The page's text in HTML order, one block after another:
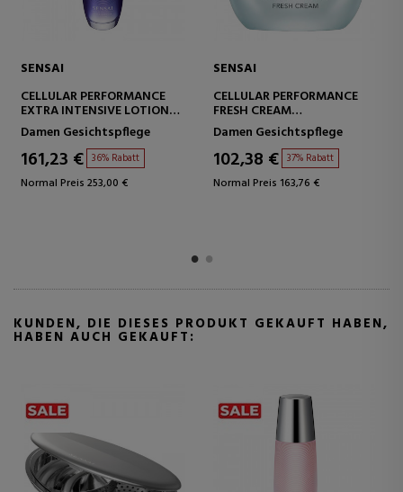
SENSAI
CELLULAR PERFORMANCE
EXTRA INTENSIVE LOTION
FEUCHTIGKEITSLOTION –
REVITALISIEREND
Damen Gesichtspflege
161,23 € 36% Rabatt
Normal Preis 253,00 €
SENSAI
CELLULAR PERFORMANCE
FRESH CREAM
INTENSIVE
FEUCHTIGKEITSCREME
Damen Gesichtspflege
102,38 € 37% Rabatt
Normal Preis 163,76 €
KUNDEN, DIE DIESES PRODUKT GEKAUFT HABEN,
HABEN AUCH GEKAUFT: